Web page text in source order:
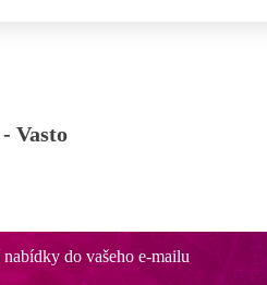
Vasto
do vašeho e-mailu